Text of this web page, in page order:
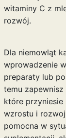
witaminy C z
rozwój.
Dla niemowląt
wprowadzenie
preparaty lub
temu
które przyniesie
wzrostu i
pomocna w